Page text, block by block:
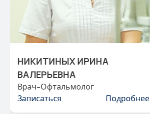
НИКИТИНЫХ ИРИНА
ВАЛЕРЬЕВНА
Врач-Офтальмолог
Записаться
Подробнее